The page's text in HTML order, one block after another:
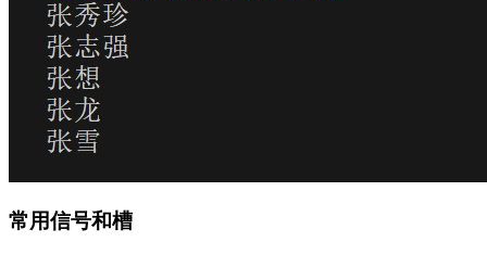
常用信号和槽